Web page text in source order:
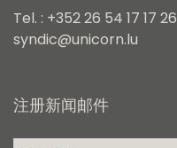
Tel. : +352 26 54 17 17 26
syndic@unicorn.lu
注册新闻邮件